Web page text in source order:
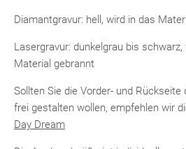
Diamantgravur: hell, wird in das
Lasergravur: dunkelgrau bis
Material gebrannt
Sollten Sie die Vorder- und
frei gestalten wollen, empfehlen wir
Day Dream